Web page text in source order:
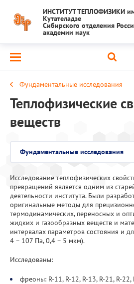
ИНСТИТУТ ТЕПЛОФИЗИКИ
Кутателадзе
Сибирского отделения
академии наук
Фундаментальные исследования
Теплофизические
веществ
Национальный проект "Наука и
Крупный научный проект
Важнейшие результаты
Фундаментальные исследования
Выберите раздел
Исследование теплофизических
превращений является одним из
деятельности института. Были
оригинальные методы для
термодинамических, переносных и
жидких и газообразных веществ и
интервалах параметров состояния и
4 – 107 Па, 0,4 – 5 мкм).
Исследованы:
фреоны: R-11, R-12, R-13, R-21, R-22,